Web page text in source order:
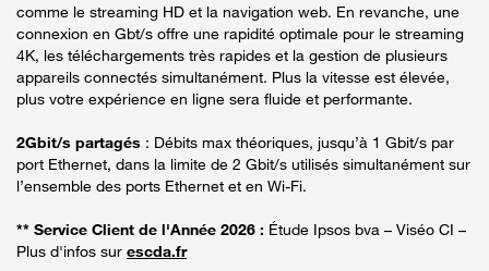
comme le streaming HD et la navigation web. En revanche, une
connexion en Gbt/s offre une rapidité optimale pour le streaming
4K, les téléchargements très rapides et la gestion de plusieurs
appareils connectés simultanément. Plus la vitesse est élevée,
plus votre expérience en ligne sera fluide et performante.
2Gbit/s partagés : Débits max théoriques, jusqu’à 1 Gbit/s par
port Ethernet, dans la limite de 2 Gbit/s utilisés simultanément sur
l’ensemble des ports Ethernet et en Wi-Fi.
** Service Client de l'Année 2026 : Étude Ipsos bva – Viséo CI –
Plus d'infos sur escda.fr